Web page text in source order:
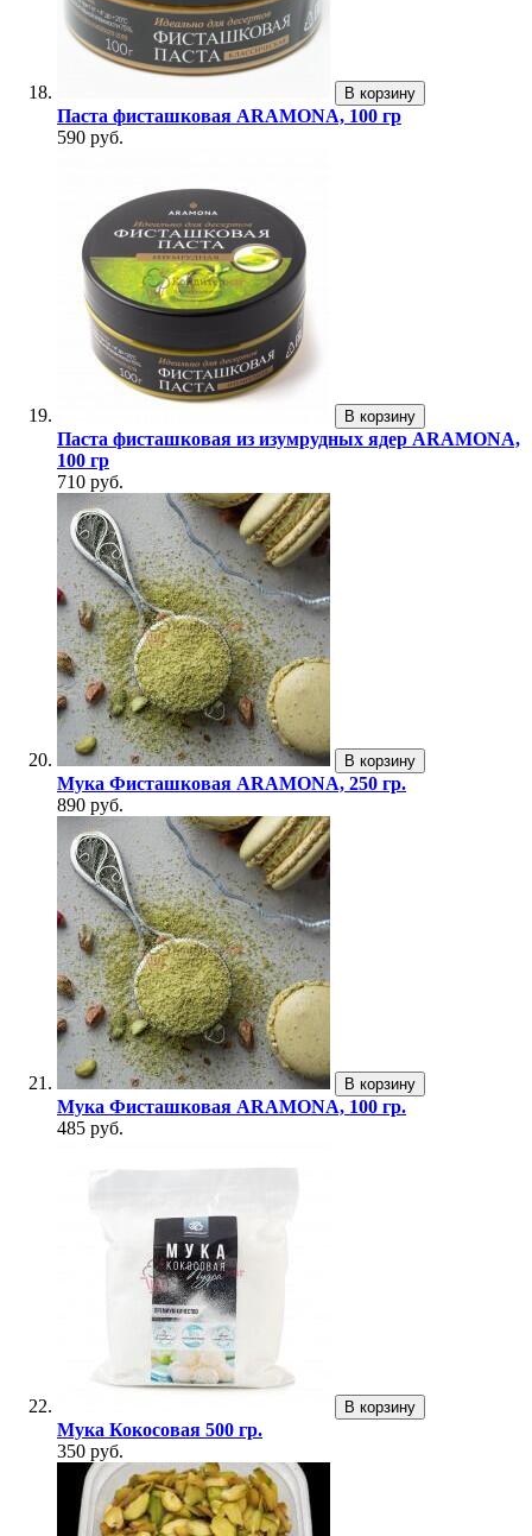
В корзину
Паста фисташковая ARAMONA, 100 гр
590 руб.
В корзину
Паста фисташковая из изумрудных ядер ARAMONA,
100 гр
710 руб.
В корзину
Мука Фисташковая ARAMONA, 250 гр.
890 руб.
В корзину
Мука Фисташковая ARAMONA, 100 гр.
485 руб.
В корзину
Мука Кокосовая 500 гр.
350 руб.